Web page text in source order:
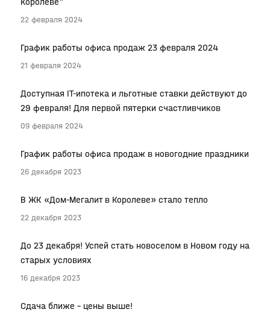
22 февраля 2024
График работы офиса продаж 23 февраля 2024
21 февраля 2024
Доступная IT-ипотека и льготные ставки действуют до
29 февраля! Для первой пятерки счастливчиков
09 февраля 2024
График работы офиса продаж в новогодние праздники
26 декабря 2023
В ЖК «Дом-Мегалит в Королеве» стало тепло
22 декабря 2023
До 23 декабря! Успей стать новоселом в Новом году на
старых условиях
16 декабря 2023
Сдача ближе – цены выше!